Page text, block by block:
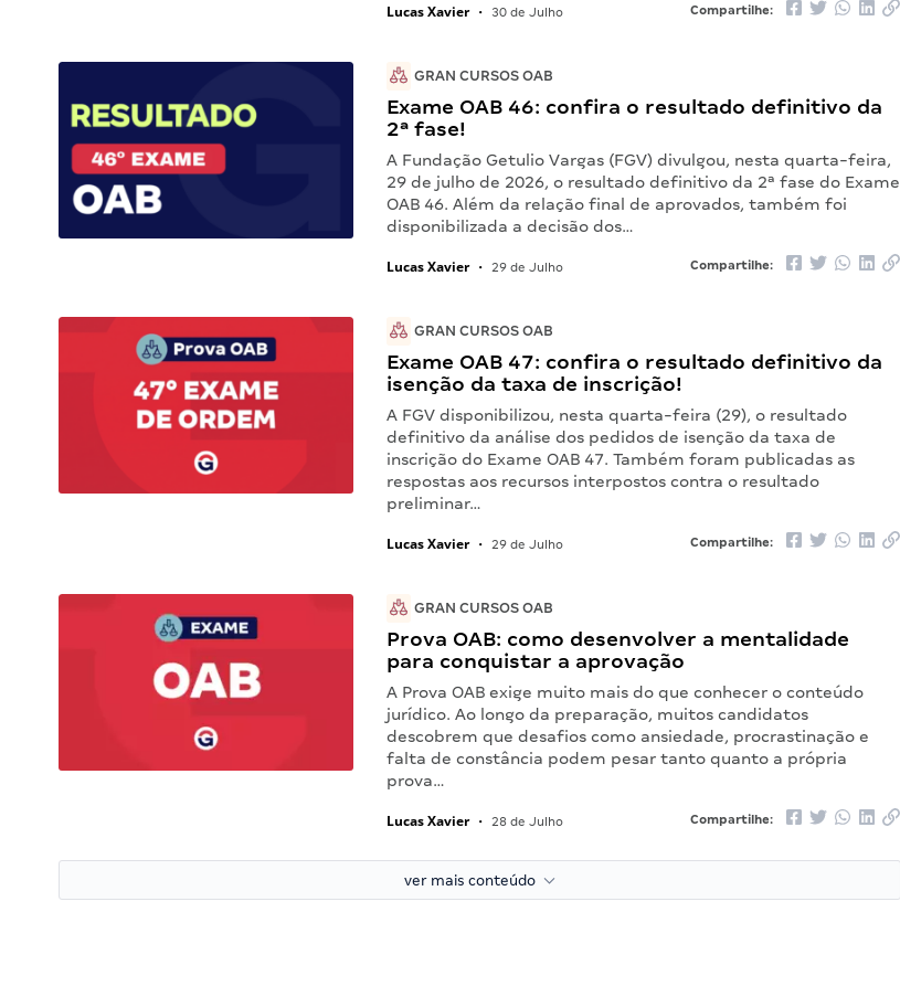
Lucas Xavier • 30 de Julho Compartilhe:
GRAN CURSOS OAB
Exame OAB 46: confira o resultado definitivo da
2ª fase!
A Fundação Getulio Vargas (FGV) divulgou, nesta quarta-feira,
29 de julho de 2026, o resultado definitivo da 2ª fase do Exame
OAB 46. Além da relação final de aprovados, também foi
disponibilizada a decisão dos…
Lucas Xavier • 29 de Julho Compartilhe:
GRAN CURSOS OAB
Exame OAB 47: confira o resultado definitivo da
isenção da taxa de inscrição!
A FGV disponibilizou, nesta quarta-feira (29), o resultado
definitivo da análise dos pedidos de isenção da taxa de
inscrição do Exame OAB 47. Também foram publicadas as
respostas aos recursos interpostos contra o resultado
preliminar…
Lucas Xavier • 29 de Julho Compartilhe:
GRAN CURSOS OAB
Prova OAB: como desenvolver a mentalidade
para conquistar a aprovação
A Prova OAB exige muito mais do que conhecer o conteúdo
jurídico. Ao longo da preparação, muitos candidatos
descobrem que desafios como ansiedade, procrastinação e
falta de constância podem pesar tanto quanto a própria
prova…
Lucas Xavier • 28 de Julho Compartilhe:
ver mais conteúdo